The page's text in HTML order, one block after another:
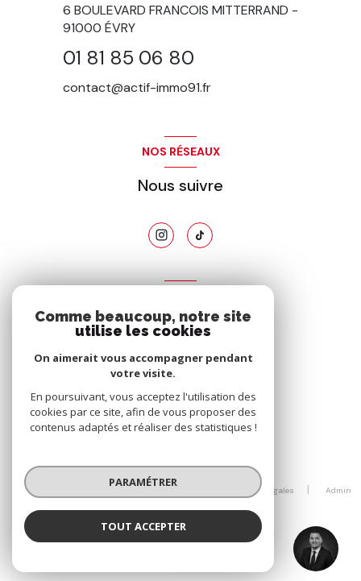
Hatim BENZIDAR
6 BOULEVARD FRANCOIS MITTERRAND -
91000 ÉVRY
01 81 85 06 80
contact@actif-immo91.fr
NOS RÉSEAUX
Nous suivre
Nous adhérons
© 2026 | Tous droits réservés
Mentions légales
Admin
Réalisé par :
Comme beaucoup, notre site
utilise les cookies
On aimerait vous accompagner pendant
votre visite.
En poursuivant, vous acceptez l'utilisation des
cookies par ce site, afin de vous proposer des
contenus adaptés et réaliser des statistiques !
PARAMÉTRER
TOUT ACCEPTER